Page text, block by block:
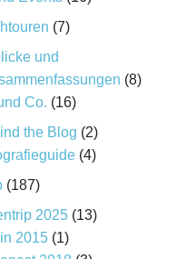
(7)
und
(8)
Co. (16)
the Blog (2)
(4)
(187)
2025(13)
2015(1)